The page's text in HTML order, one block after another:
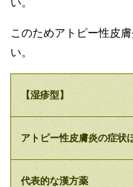
このためアトピー性皮
い。
【湿疹型】
アトピー性皮膚炎の症状
代表的な漢方薬